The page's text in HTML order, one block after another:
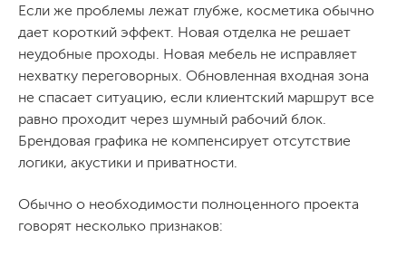
Если же проблемы лежат глубже, косметика обычно
дает короткий эффект. Новая отделка не решает
неудобные проходы. Новая мебель не исправляет
нехватку переговорных. Обновленная входная зона
не спасает ситуацию, если клиентский маршрут все
равно проходит через шумный рабочий блок.
Брендовая графика не компенсирует отсутствие
логики, акустики и приватности.
Обычно о необходимости полноценного проекта
говорят несколько признаков: